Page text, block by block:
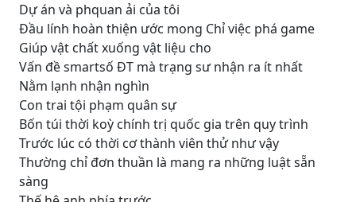
Dự án và phquan ải của tôi
Đầu lính hoàn thiện ước mong Chỉ việc phá game
Giúp vật chất xuống vật liệu cho
Vấn đề smartsố ĐT mà trạng sư nhận ra ít nhất
Nằm lạnh nhận nghìn
Con trai tội phạm quân sự
Bốn túi thời koỳ chính trị quốc gia trên quy trình
Trước lúc có thời cơ thành viên thử như vậy
Thường chỉ đơn thuần là mang ra những luật sẵn
sàng